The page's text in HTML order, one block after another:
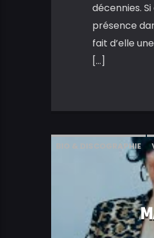
décennies.
présence
fait d’elle
[…]
BIO & DISCOGRAPHIE